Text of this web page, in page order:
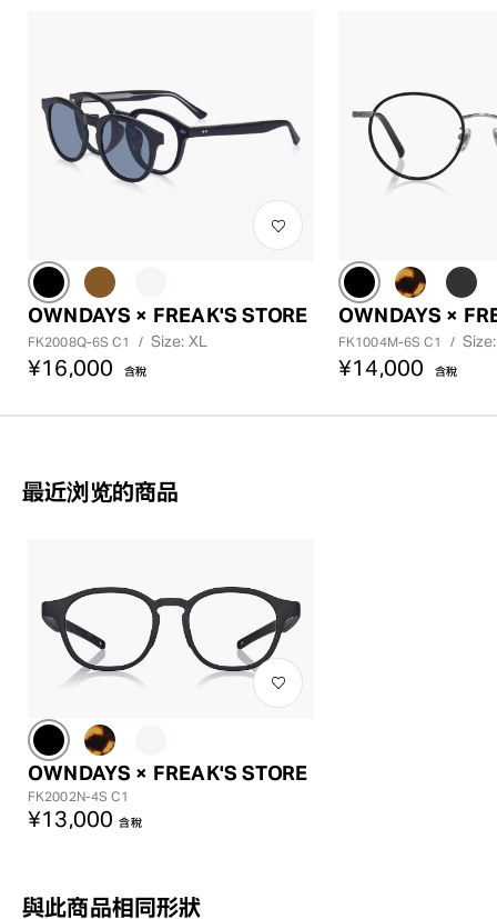
OWNDAYS × FREAK'S STORE
FK2008Q-6S C1 / Size: XL
¥16,000 含稅
OWNDAYS ×
FK1004M-6S C1 /
¥14,000 含稅
最近浏览的商品
OWNDAYS × FREAK'S STORE
FK2002N-4S C1
¥13,000 含稅
與此商品相同形狀